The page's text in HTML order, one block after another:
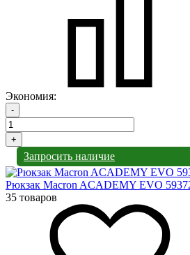
Экономия:
-
+
Запросить наличие
Рюкзак Macron ACADEMY EVO
35 товаров